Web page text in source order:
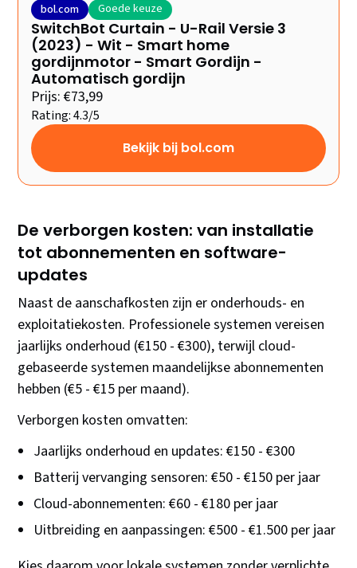
bol.com Goede keuze
SwitchBot Curtain - U-Rail Versie 3
(2023) - Wit - Smart home
gordijnmotor - Smart Gordijn -
Automatisch gordijn
Prijs: €73,99
Rating: 4.3/5
Bekijk bij bol.com
De verborgen kosten: van installatie
tot abonnementen en software-
updates
Naast de aanschafkosten zijn er onderhouds- en
exploitatiekosten. Professionele systemen vereisen
jaarlijks onderhoud (€150 - €300), terwijl cloud-
gebaseerde systemen maandelijkse abonnementen
hebben (€5 - €15 per maand).
Verborgen kosten omvatten:
Jaarlijks onderhoud en updates: €150 - €300
Batterij vervanging sensoren: €50 - €150 per jaar
Cloud-abonnementen: €60 - €180 per jaar
Uitbreiding en aanpassingen: €500 - €1.500 per jaar